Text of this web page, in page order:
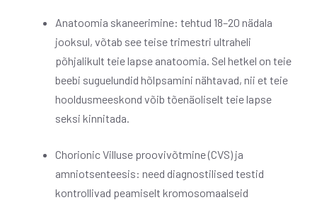
Anatoomia skaneerimine: tehtud 18–20 nädala
jooksul, võtab see teise trimestri ultraheli
põhjalikult teie lapse anatoomia. Sel hetkel on teie
beebi suguelundid hõlpsamini nähtavad, nii et teie
hooldusmeeskond võib tõenäoliselt teie lapse
seksi kinnitada.
Chorionic Villuse proovivõtmine (CVS) ja
amniotsenteesis: need diagnostilised testid
kontrollivad peamiselt kromosomaalseid